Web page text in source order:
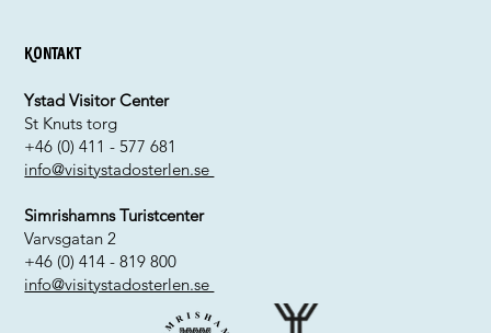
Kontakt
Ystad Visitor Center
St Knuts torg
+46 (0) 411 - 577 681
info@visitystadosterlen.se
Simrishamns Turistcenter
Varvsgatan 2
+46 (0) 414 - 819 800
info@visitystadosterlen.se